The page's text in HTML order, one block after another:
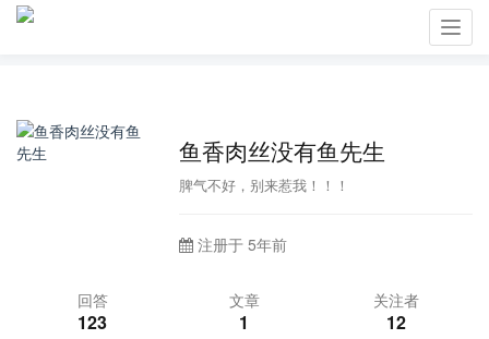
鱼香肉丝没有鱼先生
脾气不好，别来惹我！！！
注册于 5年前
回答
123
文章
1
关注者
12